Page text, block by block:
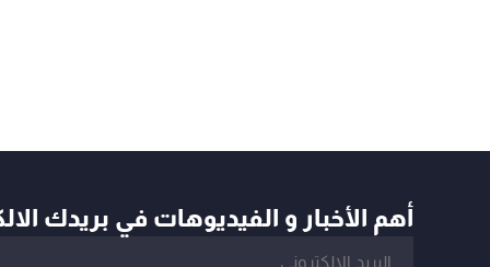
أهم الأخبار و الفيديوهات في بريدك